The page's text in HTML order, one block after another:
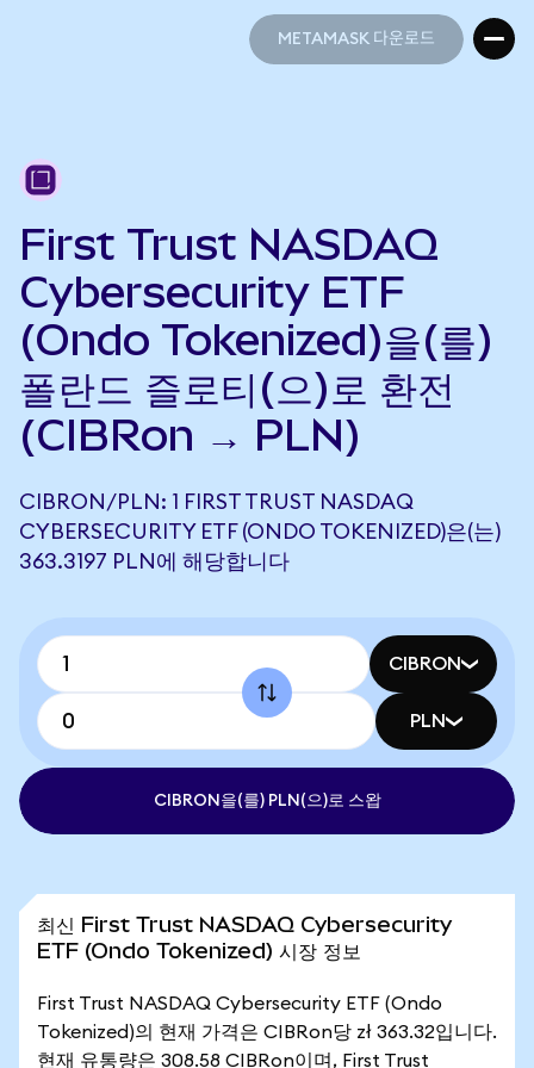
METAMASK 다운로드
First Trust NASDAQ
Cybersecurity ETF
(Ondo Tokenized)을(를)
폴란드 즐로티(으)로 환전
(CIBRon → PLN)
CIBRON/PLN: 1 FIRST TRUST NASDAQ
CYBERSECURITY ETF (ONDO TOKENIZED)은(는)
363.3197 PLN에 해당합니다
CIBRON
PLN
CIBRON을(를) PLN(으)로 스왑
최신 First Trust NASDAQ Cybersecurity
ETF (Ondo Tokenized) 시장 정보
First Trust NASDAQ Cybersecurity ETF (Ondo
Tokenized)의 현재 가격은 CIBRon당 zł 363.32입니다.
현재 유통량은 308.58 CIBRon이며, First Trust